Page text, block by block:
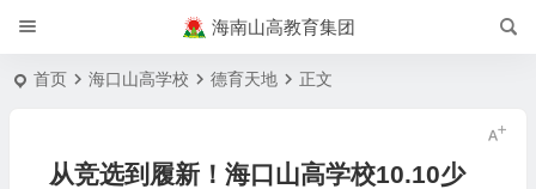
海南山高教育集团
首页 海口山高学校 德育天地 正文
从竞选到履新！海口山高学校10.10少